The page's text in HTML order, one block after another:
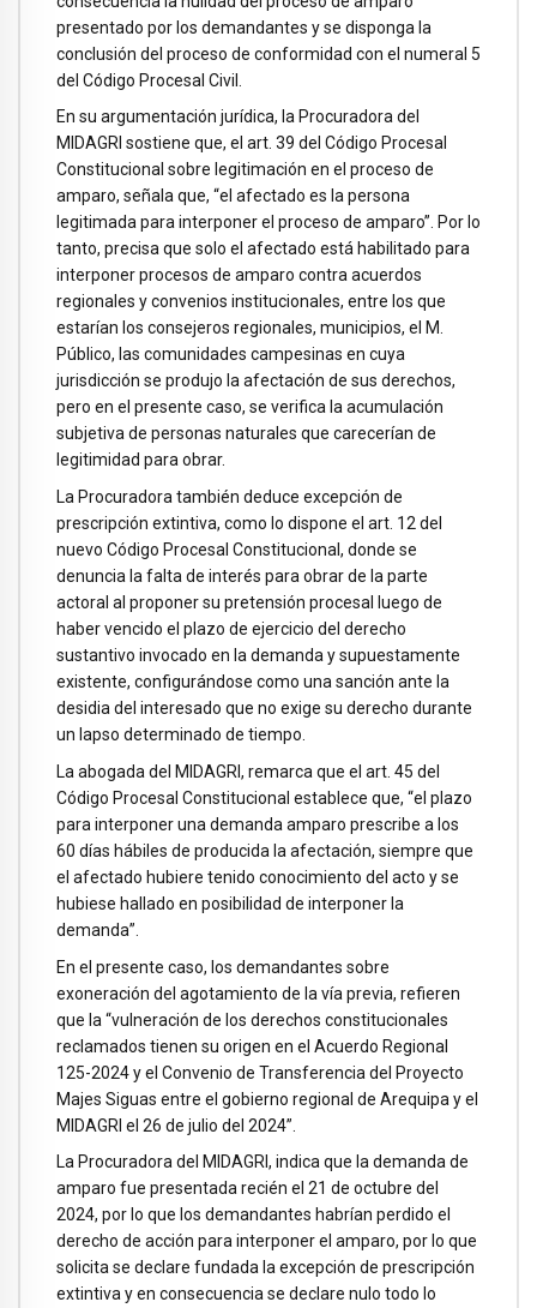
presentado por los demandantes y se disponga la
conclusión del proceso de conformidad con el numeral 5
del Código Procesal Civil.
En su argumentación jurídica, la Procuradora del
MIDAGRI sostiene que, el art. 39 del Código Procesal
Constitucional sobre legitimación en el proceso de
amparo, señala que, “el afectado es la persona
legitimada para interponer el proceso de amparo”. Por lo
tanto, precisa que solo el afectado está habilitado para
interponer procesos de amparo contra acuerdos
regionales y convenios institucionales, entre los que
estarían los consejeros regionales, municipios, el M.
Público, las comunidades campesinas en cuya
jurisdicción se produjo la afectación de sus derechos,
pero en el presente caso, se verifica la acumulación
subjetiva de personas naturales que carecerían de
legitimidad para obrar.
La Procuradora también deduce excepción de
prescripción extintiva, como lo dispone el art. 12 del
nuevo Código Procesal Constitucional, donde se
denuncia la falta de interés para obrar de la parte
actoral al proponer su pretensión procesal luego de
haber vencido el plazo de ejercicio del derecho
sustantivo invocado en la demanda y supuestamente
existente, configurándose como una sanción ante la
desidia del interesado que no exige su derecho durante
un lapso determinado de tiempo.
La abogada del MIDAGRI, remarca que el art. 45 del
Código Procesal Constitucional establece que, “el plazo
para interponer una demanda amparo prescribe a los
60 días hábiles de producida la afectación, siempre que
el afectado hubiere tenido conocimiento del acto y se
hubiese hallado en posibilidad de interponer la
demanda”.
En el presente caso, los demandantes sobre
exoneración del agotamiento de la vía previa, refieren
que la “vulneración de los derechos constitucionales
reclamados tienen su origen en el Acuerdo Regional
125-2024 y el Convenio de Transferencia del Proyecto
Majes Siguas entre el gobierno regional de Arequipa y el
MIDAGRI el 26 de julio del 2024”.
La Procuradora del MIDAGRI, indica que la demanda de
amparo fue presentada recién el 21 de octubre del
2024, por lo que los demandantes habrían perdido el
derecho de acción para interponer el amparo, por lo que
solicita se declare fundada la excepción de prescripción
extintiva y en consecuencia se declare nulo todo lo